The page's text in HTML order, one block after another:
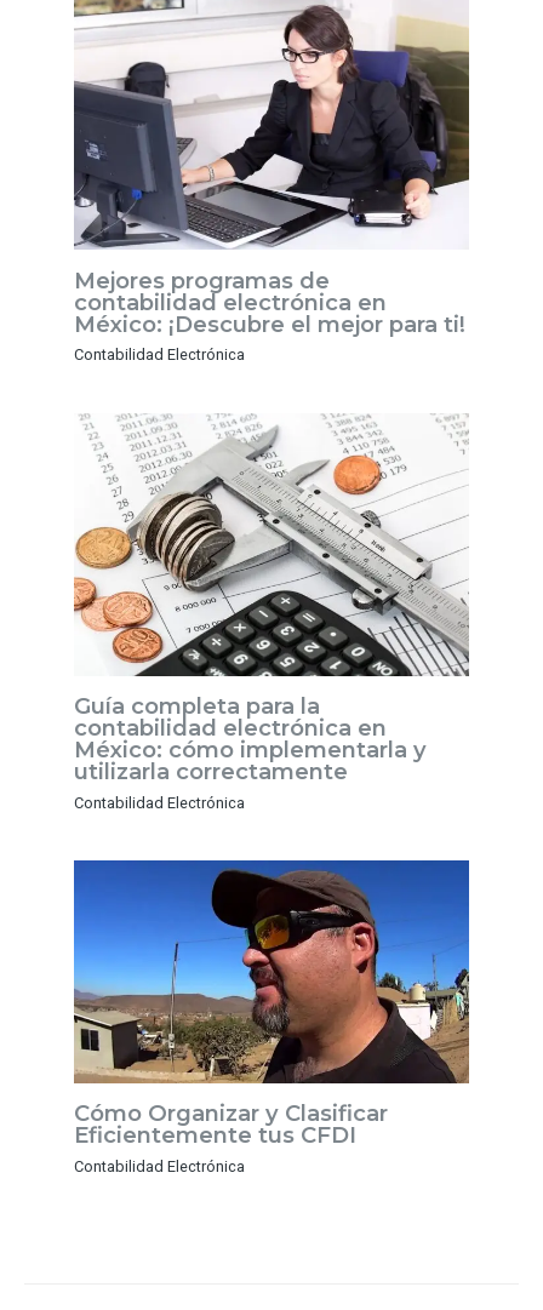
Mejores programas de
contabilidad electrónica en
México: ¡Descubre el mejor para ti!
Contabilidad Electrónica
Guía completa para la
contabilidad electrónica en
México: cómo implementarla y
utilizarla correctamente
Contabilidad Electrónica
Cómo Organizar y Clasificar
Eficientemente tus CFDI
Contabilidad Electrónica